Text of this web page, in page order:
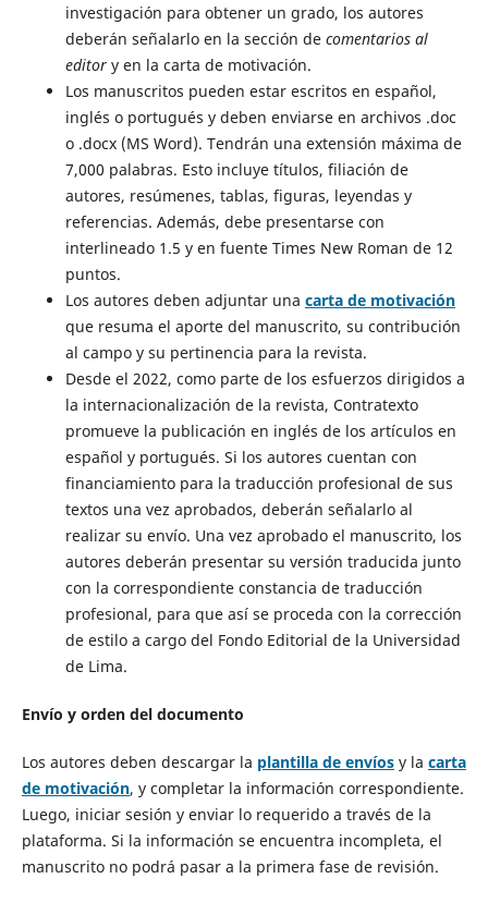
investigación para obtener un grado, los autores
deberán señalarlo en la sección de comentarios al
editory en la carta de motivación.
Los manuscritos pueden estar escritos en español,
inglés o portugués y deben enviarse en archivos .doc
o .docx (MS Word). Tendrán una extensión máxima de
7,000 palabras. Esto incluye títulos, filiación de
autores, resúmenes, tablas, figuras, leyendas y
referencias. Además, debe presentarse con
interlineado 1.5 y en fuente Times New Roman de 12
puntos.
Los autores deben adjuntar una carta de motivación
que resuma el aporte del manuscrito, su contribución
al campo y su pertinencia para la revista.
Desde el 2022, como parte de los esfuerzos dirigidos a
la internacionalización de la revista, Contratexto
promueve la publicación en inglés de los artículos en
español y portugués. Si los autores cuentan con
financiamiento para la traducción profesional de sus
textos una vez aprobados, deberán señalarlo al
realizar su envío. Una vez aprobado el manuscrito, los
autores deberán presentar su versión traducida junto
con la correspondiente constancia de traducción
profesional, para que así se proceda con la corrección
de estilo a cargo del Fondo Editorial de la Universidad
de Lima.
Envío y orden del documento
Los autores deben descargar la plantilla de envíosy la carta
de motivación, y completar la información correspondiente.
Luego, iniciar sesión y enviar lo requerido a través de la
plataforma. Si la información se encuentra incompleta, el
manuscrito no podrá pasar a la primera fase de revisión.